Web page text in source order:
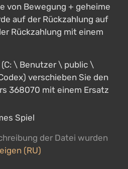
von Bewegung + geheime
auf der Rückzahlung auf
Rückzahlung mit einem
\ Benutzer \ public \
verschieben Sie den
368070 mit einem Ersatz
Spiel
der Datei wurden
(RU)